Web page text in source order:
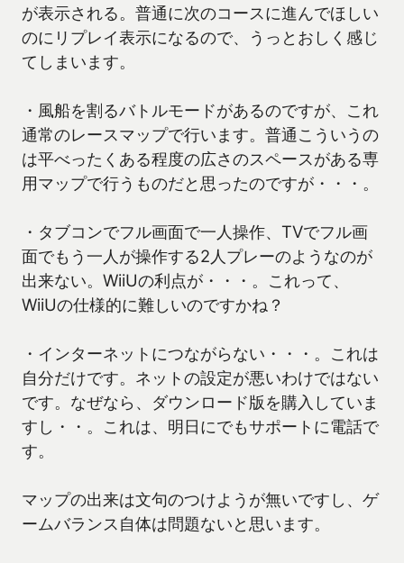
が表示される。普通に次のコースに進んでほしい
のにリプレイ表示になるので、うっとおしく感じ
てしまいます。
・風船を割るバトルモードがあるのですが、これ
通常のレースマップで行います。普通こういうの
は平べったくある程度の広さのスペースがある専
用マップで行うものだと思ったのですが・・・。
・タブコンでフル画面で一人操作、TVでフル画
面でもう一人が操作する2人プレーのようなのが
出来ない。WiiUの利点が・・・。これって、
WiiUの仕様的に難しいのですかね？
・インターネットにつながらない・・・。これは
自分だけです。ネットの設定が悪いわけではない
です。なぜなら、ダウンロード版を購入していま
すし・・。これは、明日にでもサポートに電話で
す。
マップの出来は文句のつけようが無いですし、ゲ
ームバランス自体は問題ないと思います。